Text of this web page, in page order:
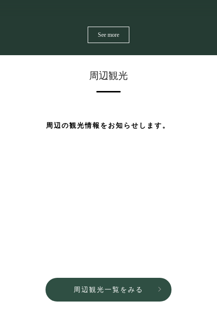
周辺観光
周辺の観光情報をお知らせします。
周辺観光一覧をみる